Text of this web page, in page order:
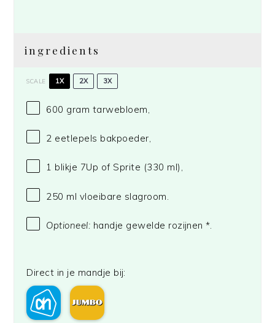
ingredients
SCALE 1X 2X 3X
600 gram tarwebloem,
2 eetlepels bakpoeder,
1 blikje 7Up of Sprite (330 ml),
250 ml vloeibare slagroom.
Optioneel: handje gewelde rozijnen *.
Direct in je mandje bij: